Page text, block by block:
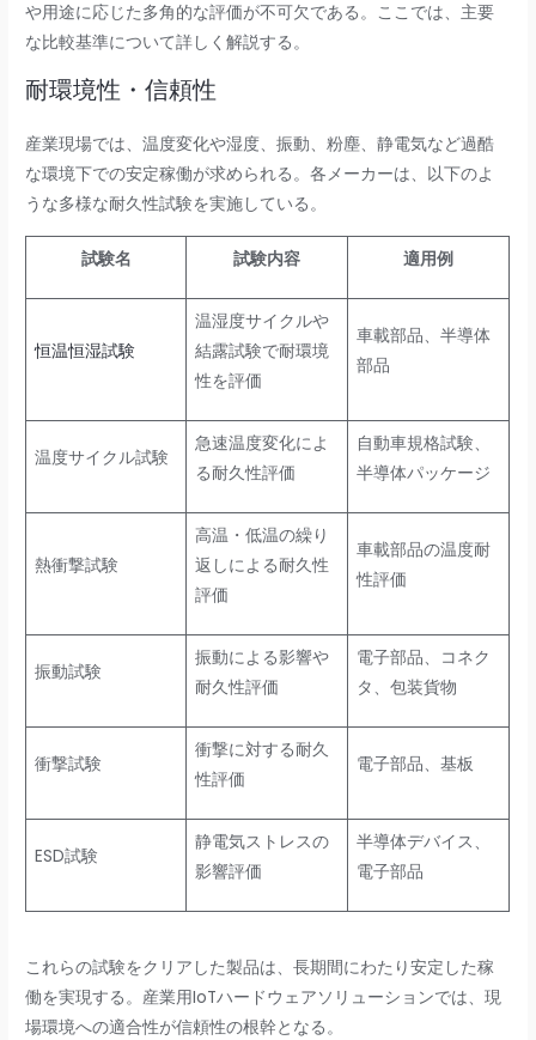
や用途に応じた多角的な評価が不可欠である。ここでは、主要
な比較基準について詳しく解説する。
耐環境性・信頼性
産業現場では、温度変化や湿度、振動、粉塵、静電気など過酷
な環境下での安定稼働が求められる。各メーカーは、以下のよ
うな多様な耐久性試験を実施している。
試験名 試験内容 適用例
恒温恒湿試験
温湿度サイクルや
結露試験で耐環境
性を評価
車載部品、半導体
部品
温度サイクル試験
急速温度変化によ
る耐久性評価
自動車規格試験、
半導体パッケージ
熱衝撃試験
高温・低温の繰り
返しによる耐久性
評価
車載部品の温度耐
性評価
振動試験
振動による影響や
耐久性評価
電子部品、コネク
タ、包装貨物
衝撃試験
衝撃に対する耐久
性評価
電子部品、基板
ESD試験
静電気ストレスの
影響評価
半導体デバイス、
電子部品
これらの試験をクリアした製品は、長期間にわたり安定した稼
働を実現する。産業用IoTハードウェアソリューションでは、現
場環境への適合性が信頼性の根幹となる。